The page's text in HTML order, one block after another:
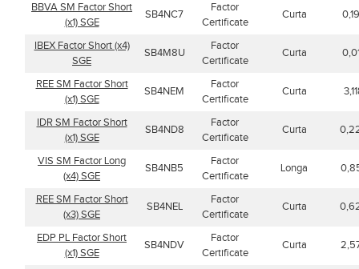
BBVA SM Factor Short
(x1) SGE
SB4NC7
Factor
Certificate
Curta
IBEX Factor Short (x4)
SGE
SB4M8U
Factor
Certificate
Curta
REE SM Factor Short
(x1) SGE
SB4NEM
Factor
Certificate
Curta
IDR SM Factor Short
(x1) SGE
SB4ND8
Factor
Certificate
Curta
VIS SM Factor Long
(x4) SGE
SB4NB5
Factor
Certificate
Longa
REE SM Factor Short
(x3) SGE
SB4NEL
Factor
Certificate
Curta
EDP PL Factor Short
(x1) SGE
SB4NDV
Factor
Certificate
Curta